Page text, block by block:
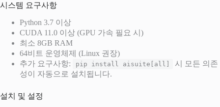
시스템 요구사항
Python 3.7 이상
CUDA 11.0 이상 (GPU 가속 필요 시)
최소 8GB RAM
64비트 운영체제 (Linux 권장)
추가 요구사항:
pip install aisuite[all]
시 모든 의존
성이 자동으로 설치됩니다.
설치 및 설정